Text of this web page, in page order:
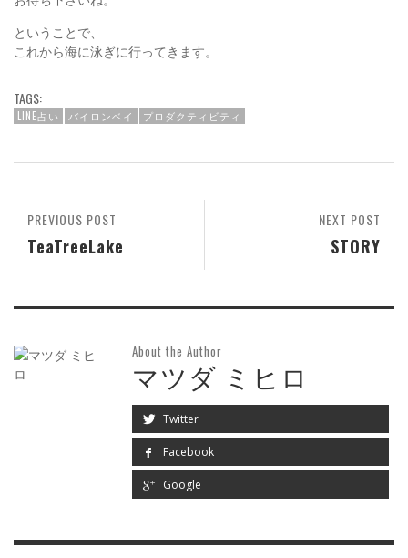
ということで、
これから海に泳ぎに行ってきます。
TAGS:
LINE占い バイロンベイ プロダクティビティ
NEXT POST
STORY
PREVIOUS POST
TeaTreeLake
About the Author
マツダ ミヒロ
Twitter
Facebook
Google